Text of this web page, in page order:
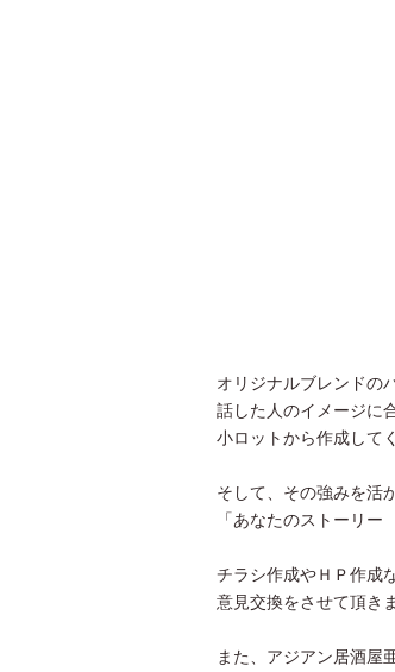
オリジナルブレンドの
話した人のイメージに
小ロットから作成して
そして、その強みを活
「あなたのストーリ
チラシ作成やＨＰ作成
意見交換をさせて頂き
また、アジアン居酒屋